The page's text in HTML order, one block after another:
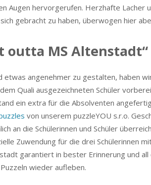
Augen hervorgerufen. Herzhafte Lacher
gebracht zu haben, überwogen hier
outta MS Altenstadt“
etwas angenehmer zu gestalten, haben
Quali ausgezeichneten Schüler
ein extra für die Absolventen
von unserem puzzleYOU s.r.o.
an die Schülerinnen und Schüler
Zuwendung für die drei Schülerinnen
garantiert in bester Erinnerung und
wieder aufleben.